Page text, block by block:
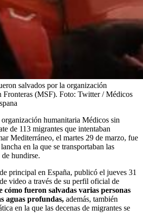
salvados por la organización
Fronteras (MSF). Foto: Twitter / Médicos
humanitaria Médicos sin
de 113 migrantes que intentaban
Mediterráneo, el martes 29 de marzo, fue
en la que se transportaban las
hundirse.
principal en España, publicó el jueves 31
video a través de su perfil oficial de
cómo fueron salvadas varias personas
aguas profundas, además, también
en la que las decenas de migrantes se